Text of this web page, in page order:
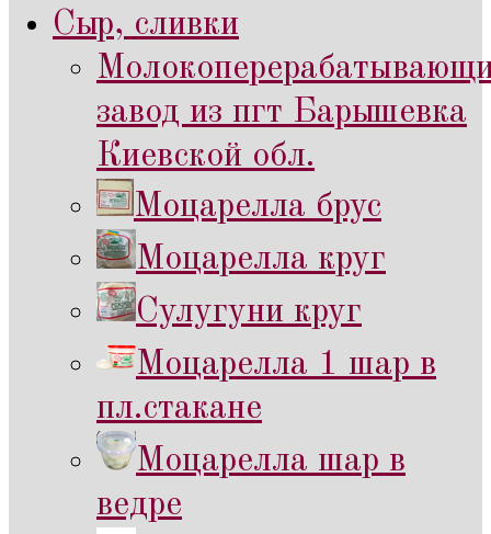
Сыр, сливки
завод из пгт Барышевка
Киевской обл.
Моцарелла брус
Моцарелла круг
Сулугуни круг
Моцарелла 1 шар в
пл.стакане
Моцарелла шар в
ведре